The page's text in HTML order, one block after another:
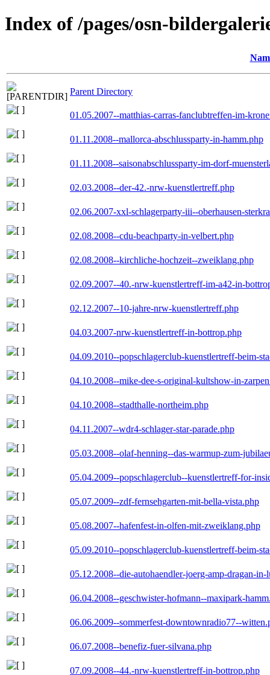
Index of /pages/osn-
Parent Directory
01.05.2007--matthias-carras-fanclubtreffen-im-
01.11.2008--mallorca-abschlussparty-in-hamm.php
01.11.2008--saisonabschlussparty-im-dorf-
02.03.2008--der-42.-nrw-kuenstlertreff.php
02.06.2007-xxl-schlagerparty-iii--oberhausen-
02.08.2008--cdu-beachparty-in-velbert.php
02.08.2008--kirchliche-hochzeit--zweiklang.php
02.09.2007--40.-nrw-kuenstlertreff-im-a42-in-
02.12.2007--10-jahre-nrw-kuenstlertreff.php
04.03.2007-nrw-kuenstlertreff-in-bottrop.php
04.09.2010--popschlagerclub-kuenstlertreff-beim-
04.10.2008--mike-dee-s-original-kultshow-in-
04.10.2008--stadthalle-northeim.php
04.11.2007--wdr4-schlager-star-parade.php
05.03.2008--olaf-henning--das-warmup-zum-
05.04.2009--popschlagerclub--kuenstlertreff-for-
05.07.2009--zdf-fernsehgarten-mit-bella-vista.php
05.08.2007--hafenfest-in-olfen-mit-zweiklang.php
05.09.2010--popschlagerclub-kuenstlertreff-beim-
05.12.2008--die-autohaendler-joerg-amp-dragan-in-
06.04.2008--geschwister-hofmann--maxipark-
06.06.2009--sommerfest-downtownradio77--
06.07.2008--benefiz-fuer-silvana.php
07.09.2008--44.-nrw-kuenstlertreff-in-bottrop.php